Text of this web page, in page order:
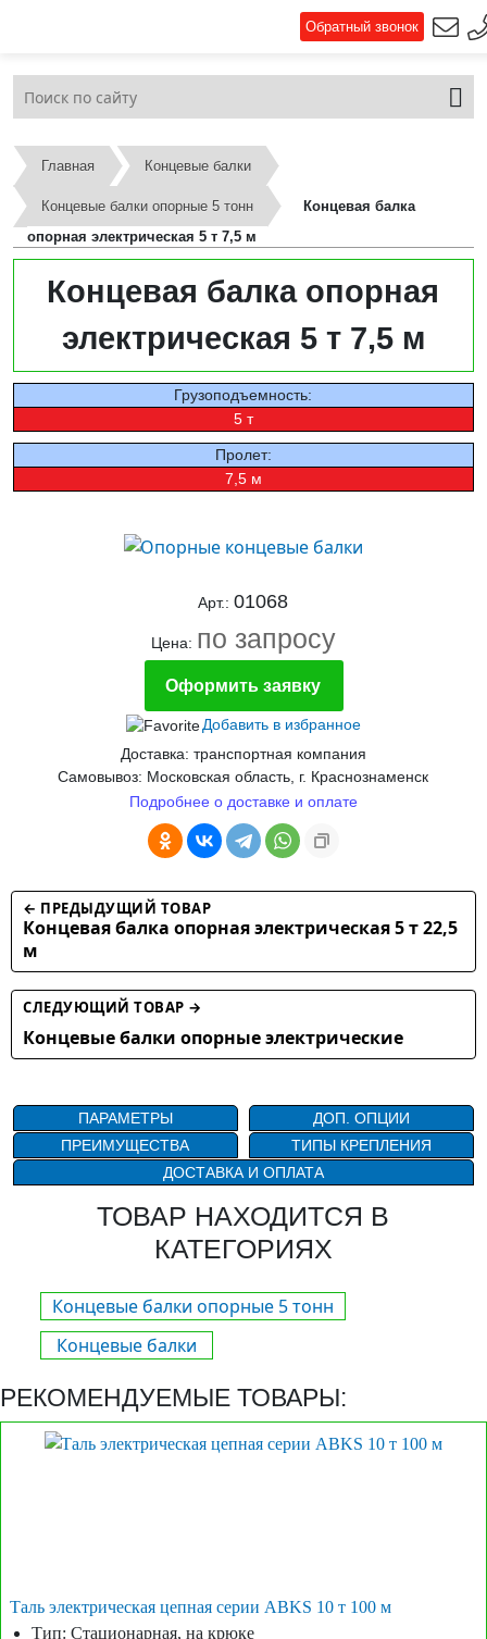
Обратный звонок
Главная Концевые балки
Концевые балки опорные 5 тонн
Концевая балка
опорная электрическая 5 т 7,5 м
Концевая балка опорная
электрическая 5 т 7,5 м
Грузоподъемность:
5 т
Пролет:
7,5 м
Арт.:01068
Цена: по запросу
Оформить заявку
Добавить в избранное
Доставка: транспортная компания
Самовывоз: Московская область, г. Краснознаменск
Подробнее о доставке и оплате
← ПРЕДЫДУЩИЙ ТОВАР
Концевая балка опорная электрическая 5 т 22,5
м
СЛЕДУЮЩИЙ ТОВАР →
Концевые балки опорные электрические
ПАРАМЕТРЫ
ДОП. ОПЦИИ
ПРЕИМУЩЕСТВА
ТИПЫ КРЕПЛЕНИЯ
ДОСТАВКА И ОПЛАТА
ТОВАР НАХОДИТСЯ В
КАТЕГОРИЯХ
Концевые балки опорные 5 тонн
Концевые балки
РЕКОМЕНДУЕМЫЕ ТОВАРЫ:
Таль электрическая цепная серии ABKS 10 т 100 м
Тип: Стационарная, на крюке